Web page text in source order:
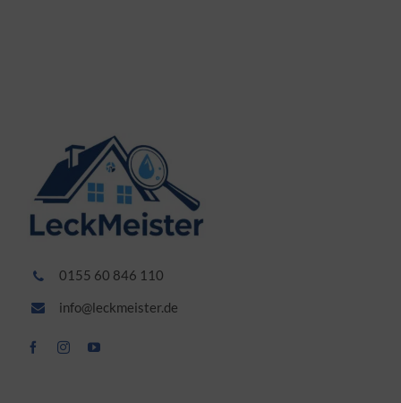
0155 60 846 110
info@leckmeister.de